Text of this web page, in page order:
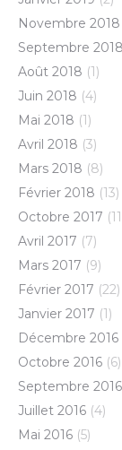
Novembre 2018
Septembre 2018
Août 2018 (1)
Juin 2018 (4)
Mai 2018 (1)
Avril 2018 (3)
Mars 2018 (8)
Février 2018 (13)
Octobre 2017
Avril 2017 (7)
Mars 2017 (9)
Février 2017 (22)
Janvier 2017 (1)
Décembre 2016
Octobre 2016 (6)
Septembre 2016
Juillet 2016 (4)
Mai 2016 (5)